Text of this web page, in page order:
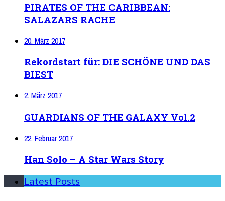
PIRATES OF THE CARIBBEAN:
SALAZARS RACHE
20. März 2017
Rekordstart für: DIE SCHÖNE UND DAS
BIEST
2. März 2017
GUARDIANS OF THE GALAXY Vol.2
22. Februar 2017
Han Solo – A Star Wars Story
Latest Posts